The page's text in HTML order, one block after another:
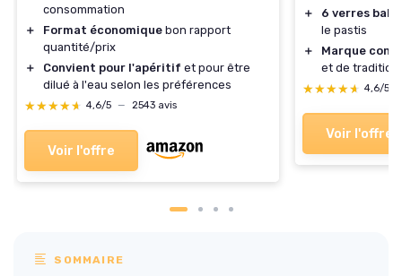
consommation
＋
Format économique bon rapport
quantité/prix
＋
Convient pour l'apéritif et pour être
dilué à l'eau selon les préférences
★★★★★
★★★★★ 4,6/5 — 2543 avis
Voir l'offre
＋
6 verres
le pastis
＋
Marque
et de tradition
★★★★★
★★★★★ 4,6/5
Voir l'offre
SOMMAIRE